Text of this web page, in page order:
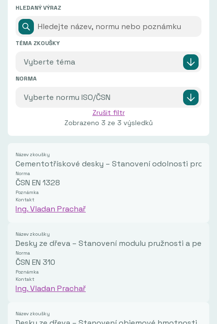
HLEDANÝ VÝRAZ
TÉMA ZKOUŠKY
NORMA
Zrušit filtr
Zobrazeno 3 ze 3 výsledků
Název zkoušky
Cementotřískové desky – Stanovení odolnosti proti
Norma
ČSN EN 1328
Poznámka
Kontakt
Ing. Vladan Prachař
Název zkoušky
Desky ze dřeva – Stanovení modulu pružnosti a
Norma
ČSN EN 310
Poznámka
Kontakt
Ing. Vladan Prachař
Název zkoušky